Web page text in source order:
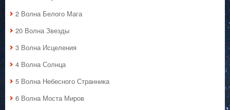
2 Волна Белого Мага
20 Волна Звезды
3 Волна Исцеления
4 Волна Солнца
5 Волна Небесного Странника
6 Волна Моста Миров